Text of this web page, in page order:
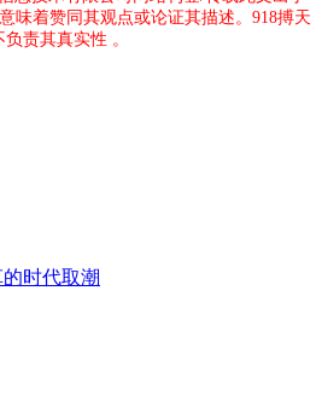
味着赞同其观点或论证其描述。918搏天
责其真实性 。
时代取潮